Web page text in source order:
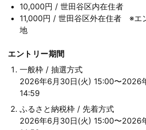
10,000円 / 世田谷区内在住者
11,000円 / 世田谷区外在住者 ※エ
地
エントリー期間
一般枠 / 抽選方式
2026年6月30日(火) 15:00〜2026
14:59
ふるさと納税枠 / 先着方式
2026年6月30日(火) 15:00〜2026